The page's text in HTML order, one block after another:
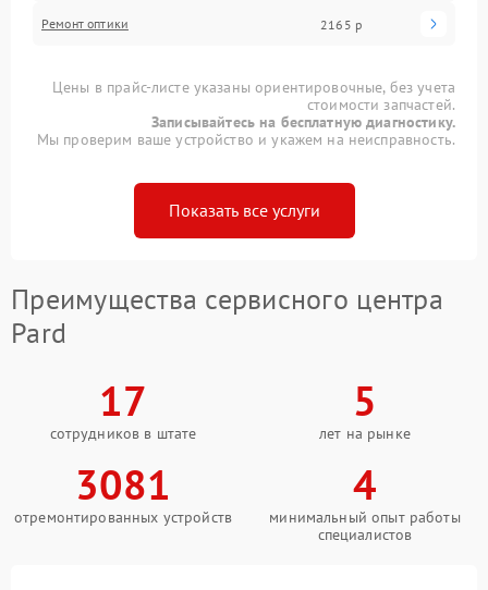
Ремонт оптики 2165 р
Цены в прайс-листе указаны ориентировочные, без учета
стоимости запчастей.
Записывайтесь на бесплатную диагностику.
Мы проверим ваше устройство и укажем на неисправность.
Показать все услуги
Преимущества сервисного центра
Pard
17
сотрудников в штате
5
лет на рынке
3081
отремонтированных устройств
4
минимальный опыт работы
специалистов